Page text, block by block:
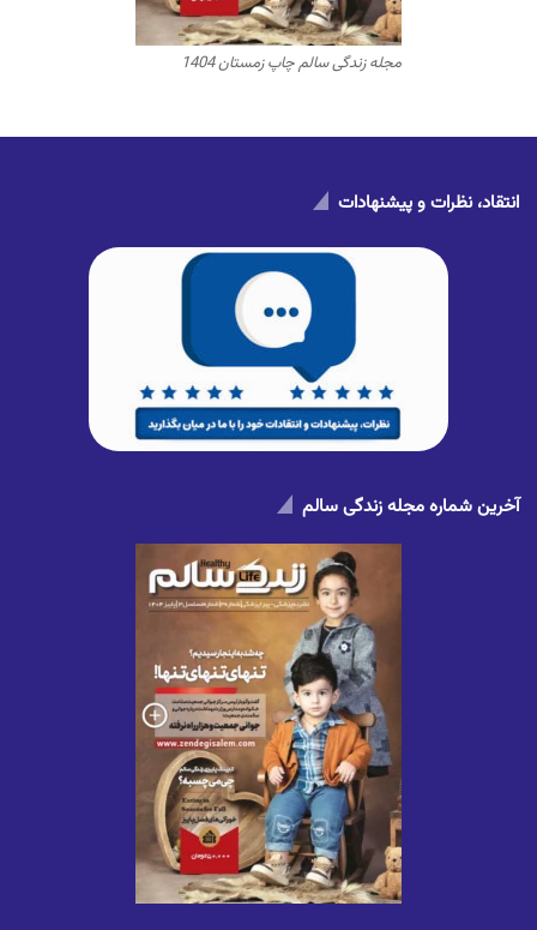
مجله زندگی سالم چاپ زمستان 1404
انتقاد، نظرات و پیشنهادات
آخرین شماره مجله زندگی سالم